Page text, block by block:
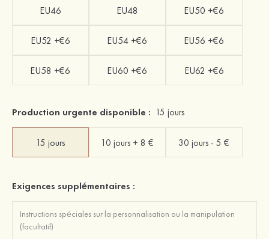
EU46 EU48 EU50 +€6
EU52 +€6 EU54 +€6 EU56 +€6
EU58 +€6 EU60 +€6 EU62 +€6
Production urgente disponible : 15 jours
15 jours 10 jours + 8 € 30 jours - 5 €
Exigences supplémentaires :